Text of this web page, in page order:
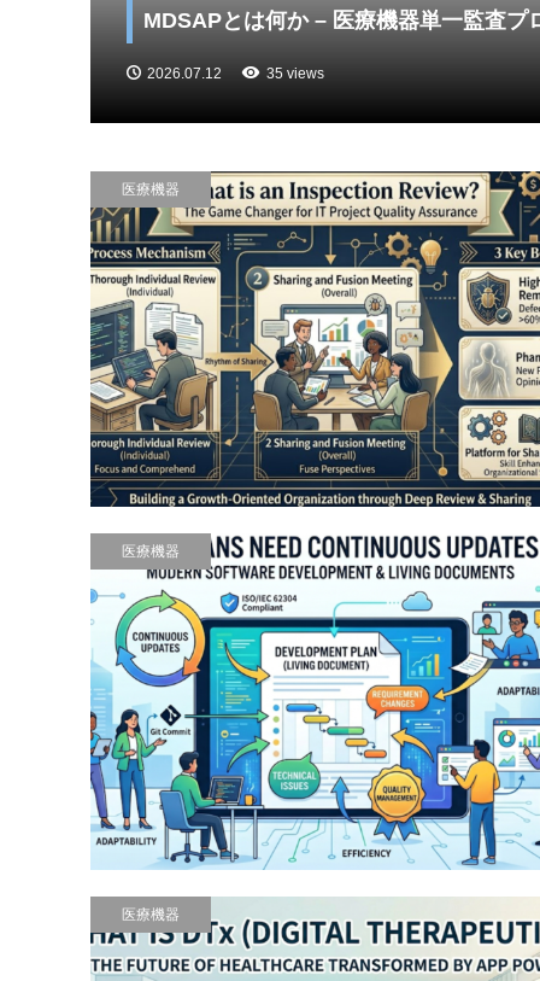
MDSAPとは何か – 医療機器単一監査プ
2026.07.12 35 views
医療機器
医療機器
医療機器